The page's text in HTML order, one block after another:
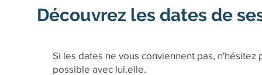
Découvrez les dates de
Si les dates ne vous conviennent pas,
possible avec lui.elle.